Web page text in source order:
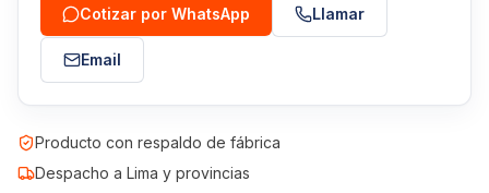
Cotizar por WhatsApp Llamar
Email
Producto con respaldo de fábrica
Despacho a Lima y provincias